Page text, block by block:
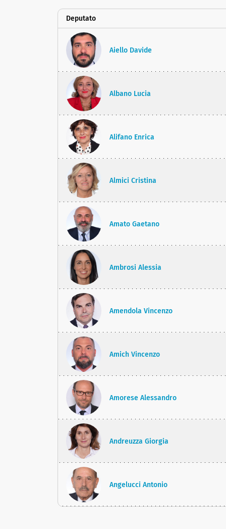
Deputato
Aiello Davide
Albano Lucia
Alifano Enrica
Almici Cristina
Amato Gaetano
Ambrosi Alessia
Amendola Vincenzo
Amich Vincenzo
Amorese Alessandro
Andreuzza Giorgia
Angelucci Antonio